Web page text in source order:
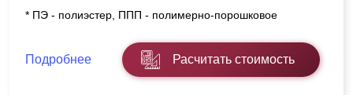
* ПЭ - полиэстер, ППП - полимерно-порошковое
Подробнее Расчитать стоимость